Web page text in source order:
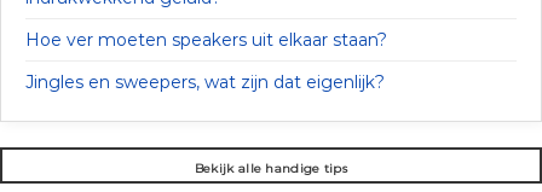
Hoe ver moeten speakers uit elkaar staan?
Jingles en sweepers, wat zijn dat eigenlijk?
Bekijk alle handige tips